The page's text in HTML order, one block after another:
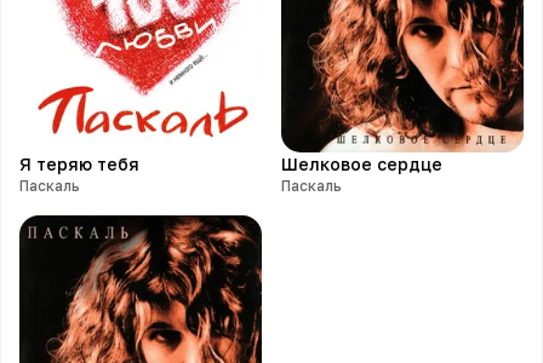
Я теряю тебя
Паскаль
Шелковое сердце
Паскаль